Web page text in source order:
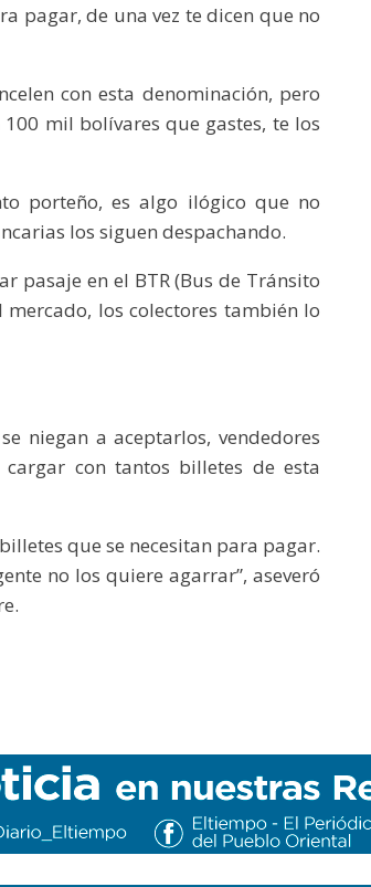
pagar, de una vez te dicen que no
con esta denominación, pero
mil bolívares que gastes, te los
porteño, es algo ilógico que no
los siguen despachando.
pasaje en el BTR (Bus de Tránsito
mercado, los colectores también lo
niegan a aceptarlos, vendedores
con tantos billetes de esta
que se necesitan para pagar.
no los quiere agarrar”, aseveró